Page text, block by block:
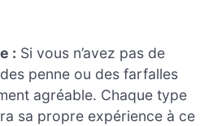
: Si vous n’avez pas de
penne ou des farfalles
agréable. Chaque type
sa propre expérience à ce